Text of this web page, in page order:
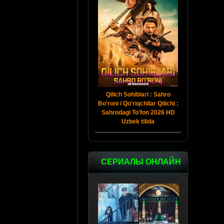
Qilich Sohiblari : Sahro
Bo'roni / Qo'riqchilar Qilichi :
Sahrodagi To'fon 2026 HD
Uzbek tilida
СЕРИАЛЫ ОНЛАЙН